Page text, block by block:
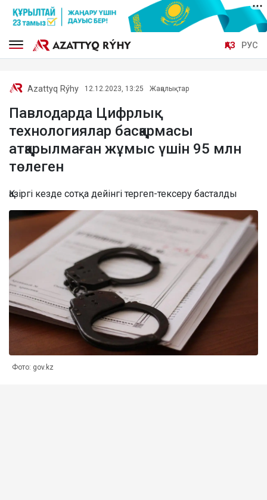
ҚАЗ РУС
Azattyq Rýhy 12.12.2023, 13:25 Жаңалықтар
Павлодарда Цифрлық
технологиялар басқармасы
атқарылмаған жұмыс үшін 95 млн
төлеген
Қазіргі кезде сотқа дейінгі тергеп-тексеру басталды
Фото: gov.kz